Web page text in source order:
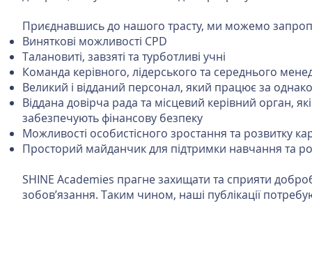
Приєднавшись до нашого трасту, ми можемо
Виняткові можливості CPD
Талановиті, завзяті та турботливі учні
Команда керівного, лідерського та середнього
Великий і відданий персонал, який працює за
Віддана довірча рада та місцевий керівний орган,
забезпечують фінансову безпеку
Можливості особистісного зростання та розвитку
Просторий майданчик для підтримки навчання та
SHINE Academies прагне захищати та сприяти
зобов’язання. Таким чином, наші публікації